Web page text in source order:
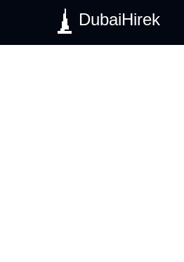
DubaiHirek